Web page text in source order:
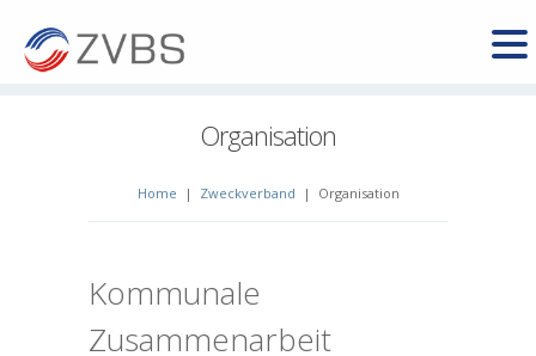
Organisation
Home | Zweckverband | Organisation
Kommunale
Zusammenarbeit